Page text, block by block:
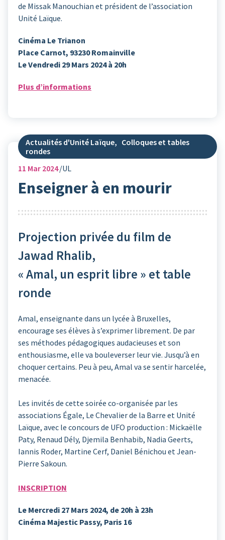
de Missak Manouchian et président de l’association
Unité Laïque.
Cinéma Le Trianon
Place Carnot, 93230 Romainville
Le Vendredi 29 Mars 2024 à 20h
Plus d’informations
Actualités d'Unité Laïque, Colloques et tables
rondes
11 Mar 2024 UL
Enseigner à en mourir
Projection privée du film de
Jawad Rhalib,
« Amal, un esprit libre » et table
ronde
Amal, enseignante dans un lycée à Bruxelles,
encourage ses élèves à s’exprimer librement. De par
ses méthodes pédagogiques audacieuses et son
enthousiasme, elle va bouleverser leur vie. Jusqu’à en
choquer certains. Peu à peu, Amal va se sentir harcelée,
menacée.
Les invités de cette soirée co-organisée par les
associations Égale, Le Chevalier de la Barre et Unité
Laïque, avec le concours de UFO production : Mickaëlle
Paty, Renaud Dély, Djemila Benhabib, Nadia Geerts,
Iannis Roder, Martine Cerf, Daniel Bénichou et Jean-
Pierre Sakoun.
INSCRIPTION
Le Mercredi 27 Mars 2024, de 20h à 23h
Cinéma Majestic Passy, Paris 16